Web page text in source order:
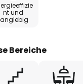
nt und
Bereiche